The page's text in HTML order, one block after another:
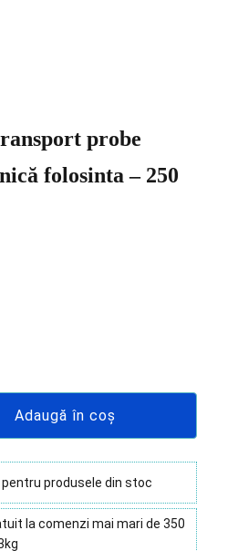
probe
folosinta – 250
Adaugă în coș
pentru produsele din stoc
la comenzi mai mari de 350